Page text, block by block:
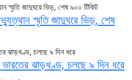
স্মৃতি জাদুঘরে ভিড়, শেষ
ঝাড়খণ্ড, চলছে ৯ দিন ধরে